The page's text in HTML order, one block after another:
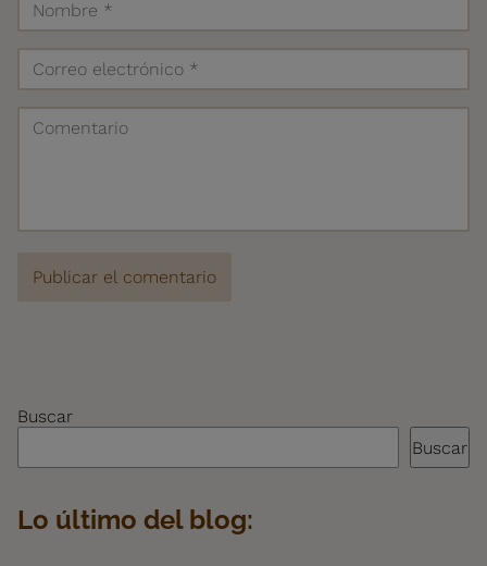
Buscar
Buscar
Lo último del blog: